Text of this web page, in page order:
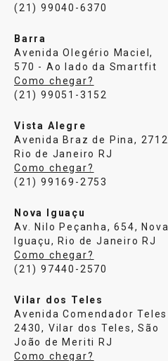
(21) 99040-6370
Barra
Avenida Olegério Maciel,
570 - Ao lado da Smartfit
Como chegar?
(21) 99051-3152
Vista Alegre
Avenida Braz de Pina, 2712
Rio de Janeiro RJ
Como chegar?
(21) 99169-2753
Nova Iguaçu
Av. Nilo Peçanha, 654, Nova
Iguaçu, Rio de Janeiro RJ
Como chegar?
(21) 97440-2570
Vilar dos Teles
Avenida Comendador Teles
2430, Vilar dos Teles, São
João de Meriti RJ
Como chegar?